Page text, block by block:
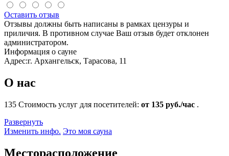
Оставить отзыв
Отзывы должны быть написаны в рамках цензуры и
приличия. В противном случае Ваш отзыв будет отклонен
администратором.
Информация о сауне
Адрес:г. Архангельск, Тарасова, 11
О нас
135 Стоимость услуг для посетителей: от 135 руб./час .
Развернуть
Изменить инфо. Это моя сауна
Месторасположение